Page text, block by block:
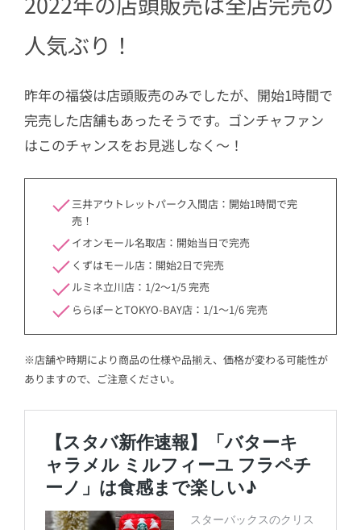
人気ぶり！
昨年の福袋は店頭販売のみでしたが、開始1時間で
完売した店舗もあったそうです。ゴンチャファン
はこのチャンスをお見逃しなく～！
三井アウトレットパーク入間店：開始1時間で完
売！
イオンモール名取店：開始当日で完売
くずはモール店：開始2日で完売
ルミネ立川店：1/2～1/5 完売
ららぽーとTOKYO-BAY店：1/1～1/6 完売
※店舗や時期により商品の仕様や品揃え、価格が変わる可能性が
ありますので、ご注意ください。